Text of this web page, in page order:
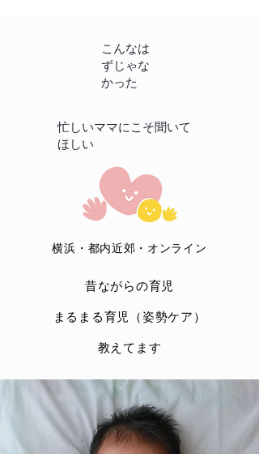
こんなは
ずじゃな
かった
忙しいママにこそ聞いて
ほしい
横浜・都内近郊・オンライン
昔ながらの育児
まるまる育児（姿勢ケア）
​教えてます